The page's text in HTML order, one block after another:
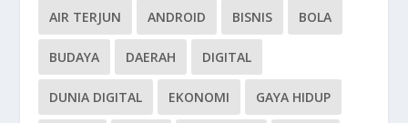
AIR TERJUN ANDROID BISNIS BOLA
BUDAYA DAERAH DIGITAL
DUNIA DIGITAL EKONOMI GAYA HIDUP